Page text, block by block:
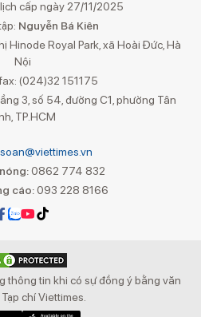
cấp ngày 27/11/2025
Nguyễn Bá Kiên
Hinode Royal Park, xã Hoài Đức, Hà
Nội
(024)32 151175
3, số 54, đường C1, phường Tân
TP.HCM
0862 774 832
cáo:093 228 8166
thông tin khi có sự đồng ý bằng văn
chí Viettimes.